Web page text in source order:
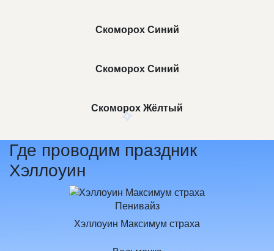
✧
Скоморох Синий
Скоморох Синий
Скоморох Жёлтый
Где проводим праздник
Хэллоуин
Пенивайз
Хэллоуин Максимум страха